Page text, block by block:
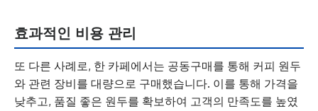
효과적인 비용 관리
또 다른 사례로, 한 카페에서는 공동구매를 통해 커피 원두
와 관련 장비를 대량으로 구매했습니다. 이를 통해 가격을
낮추고, 품질 좋은 원두를 확보하여 고객의 만족도를 높였